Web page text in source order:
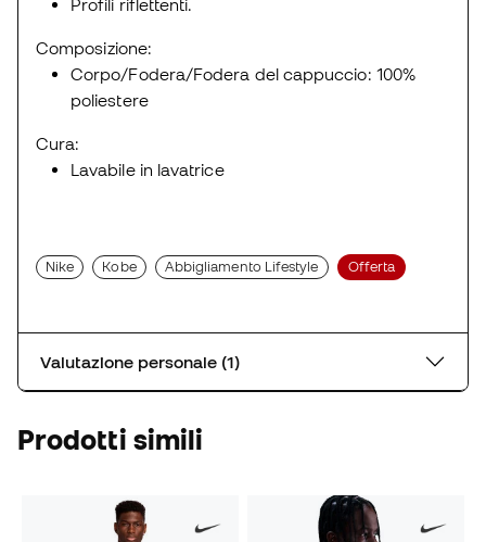
Profili riflettenti.
Composizione:
Corpo/Fodera/Fodera del cappuccio: 100%
poliestere
Cura:
Lavabile in lavatrice
Nike Kobe Abbigliamento Lifestyle Offerta
Valutazione personale (1)
Prodotti simili